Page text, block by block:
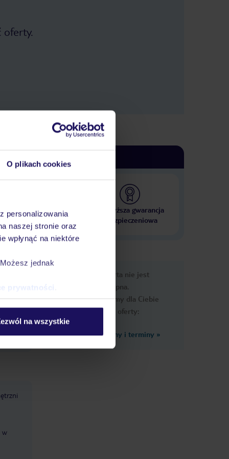
O plikach cookies
personalizowania
naszej stronie oraz
wpłynąć na niektóre
jednak
prywatności
na wszystkie
oferty.
000 hoteli w ponad 50
Najwyższa gwarancja
ubezpieczeniowa
w
Ups, ta oferta nie jest
dostępna.
Przygotowaliśmy dla Ciebie
podobne oferty:
Zobacz inne ceny i terminy »